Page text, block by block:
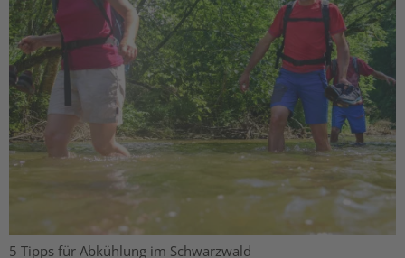
5 Tipps für Abkühlung im Schwarzwald